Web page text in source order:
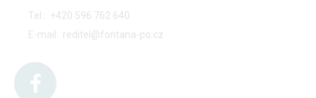
Tel.: +420 596 762 640
E-mail: reditel@fontana-po.cz